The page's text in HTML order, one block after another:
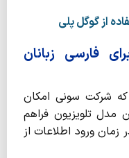
از گوگل پلی
فارسی زبانان
شرکت سونی امکان
مدل تلویزیون فراهم
ورود اطلاعات از